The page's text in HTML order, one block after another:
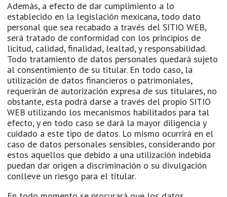
Además, a efecto de dar cumplimiento a lo
establecido en la legislación mexicana, todo dato
personal que sea recabado a través del SITIO WEB,
será tratado de conformidad con los principios de
licitud, calidad, finalidad, lealtad, y responsabilidad.
Todo tratamiento de datos personales quedará sujeto
al consentimiento de su titular. En todo caso, la
utilización de datos financieros o patrimoniales,
requerirán de autorización expresa de sus titulares, no
obstante, esta podrá darse a través del propio SITIO
WEB utilizando los mecanismos habilitados para tal
efecto, y en todo caso se dará la mayor diligencia y
cuidado a este tipo de datos. Lo mismo ocurrirá en el
caso de datos personales sensibles, considerando por
estos aquellos que debido a una utilización indebida
puedan dar origen a discriminación o su divulgación
conlleve un riesgo para el titular.